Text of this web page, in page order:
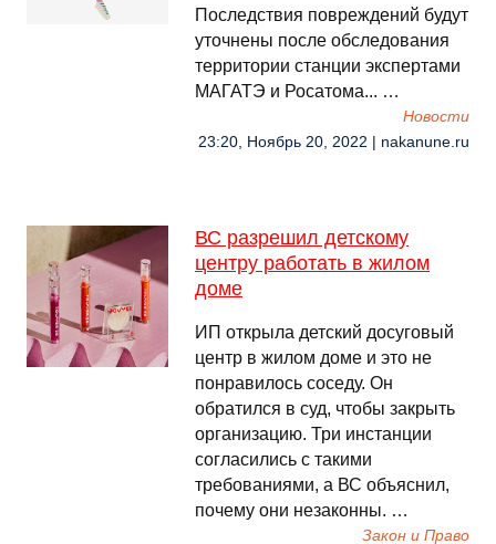
Последствия повреждений будут
уточнены после обследования
территории станции экспертами
МАГАТЭ и Росатома... …
Новости
23:20, Ноябрь 20, 2022 | nakanune.ru
ВС разрешил детскому
центру работать в жилом
доме
ИП открыла детский досуговый
центр в жилом доме и это не
понравилось соседу. Он
обратился в суд, чтобы закрыть
организацию. Три инстанции
согласились с такими
требованиями, а ВС объяснил,
почему они незаконны. …
Закон и Право